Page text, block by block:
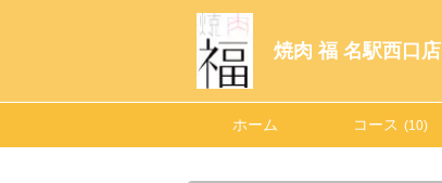
焼肉 福 名駅西口店
ホーム コース (10)